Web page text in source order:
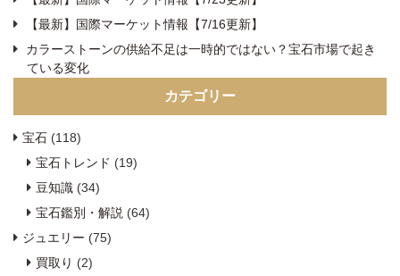
【最新】国際マーケット情報【7/16更新】
カラーストーンの供給不足は一時的ではない？宝石市場で起き
ている変化
カテゴリー
宝石 (118)
宝石トレンド (19)
豆知識 (34)
宝石鑑別・解説 (64)
ジュエリー (75)
買取り (2)